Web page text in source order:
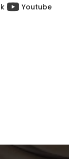
Youtube